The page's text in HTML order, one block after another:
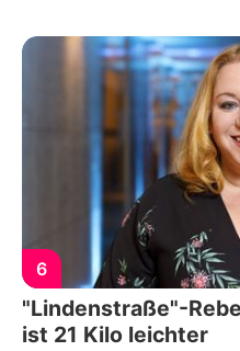
6
"Lindenstraße"-
ist 21 Kilo leichter